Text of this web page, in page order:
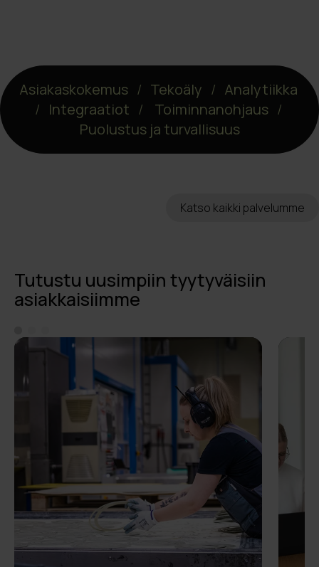
Asiakaskokemus/ Tekoäly / Analytiikka
/ Integraatiot / Toiminnanohjaus/
Puolustus ja turvallisuus
Katso kaikki palvelumme
Tutustu uusimpiin tyytyväisiin
asiakkaisiimme